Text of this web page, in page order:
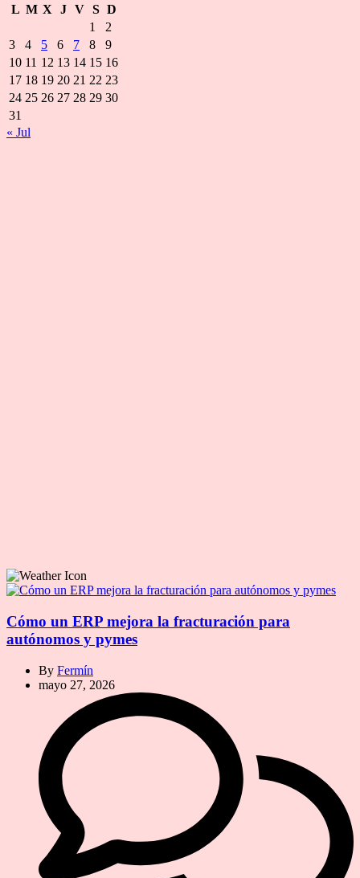
L M X J V S D
1
2
3
4 5 6 7 8
9
10 11 12 13 14 15 16
17 18 19 20 21 22 23
24 25 26 27 28 29 30
31
« Jul
Cómo un ERP mejora la fracturación para
autónomos y pymes
By Fermín
mayo 27, 2026